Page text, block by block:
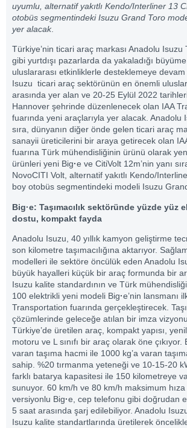
uyumlu, alternatif yakıtlı Kendo/Interliner 13
otobüs segmentindeki Isuzu Grand Toro
yer alacak.
Türkiye’nin ticari araç markası Anadolu Isuzu
gibi yurtdışı pazarlarda da yakaladığı
uluslararası etkinliklerle desteklemeye
Isuzu ticari araç sektörünün en önemli
arasında yer alan ve 20-25 Eylül 2022
Hannover şehrinde düzenlenecek olan IAA
fuarında yeni araçlarıyla yer alacak. Anadolu
sıra, dünyanın diğer önde gelen ticari araç
sanayii üreticilerini bir araya getirecek olan
fuarına Türk mühendisliğinin ürünü olarak
ürünleri yeni Big·e ve CitiVolt 12m’nin yanı
NovoCITI Volt, alternatif yakıtlı Kendo/
boy otobüs segmentindeki modeli Isuzu
Big·e: Taşımacılık sektöründe yüzde
dostu, kompakt fayda
Anadolu Isuzu, 40 yıllık kamyon geliştirme
son kilometre taşımacılığına aktarıyor.
modelleri ile sektöre öncülük eden Anadolu
büyük hayalleri küçük bir araç formunda bir
Isuzu kalite standardının ve Türk
100 elektrikli yeni modeli Big·e’nin lansmanı
Transportation fuarında gerçekleştirecek.
çözümlerinde geleceğe atılan bir imza
Türkiye’de üretilen araç, kompakt yapısı,
motoru ve L sınıfı bir araç olarak öne çıkıyor.
varan taşıma hacmi ile 1000 kg’a varan
sahip. %20 tırmanma yeteneği ve 10-15-20
farklı batarya kapasitesi ile 150 kilometreye
sunuyor. 60 km/h ve 80 km/h maksimum
versiyonlu Big·e, cep telefonu gibi doğrudan
5 saat arasında şarj edilebiliyor. Anadolu
Isuzu kalite standartlarında üretilerek